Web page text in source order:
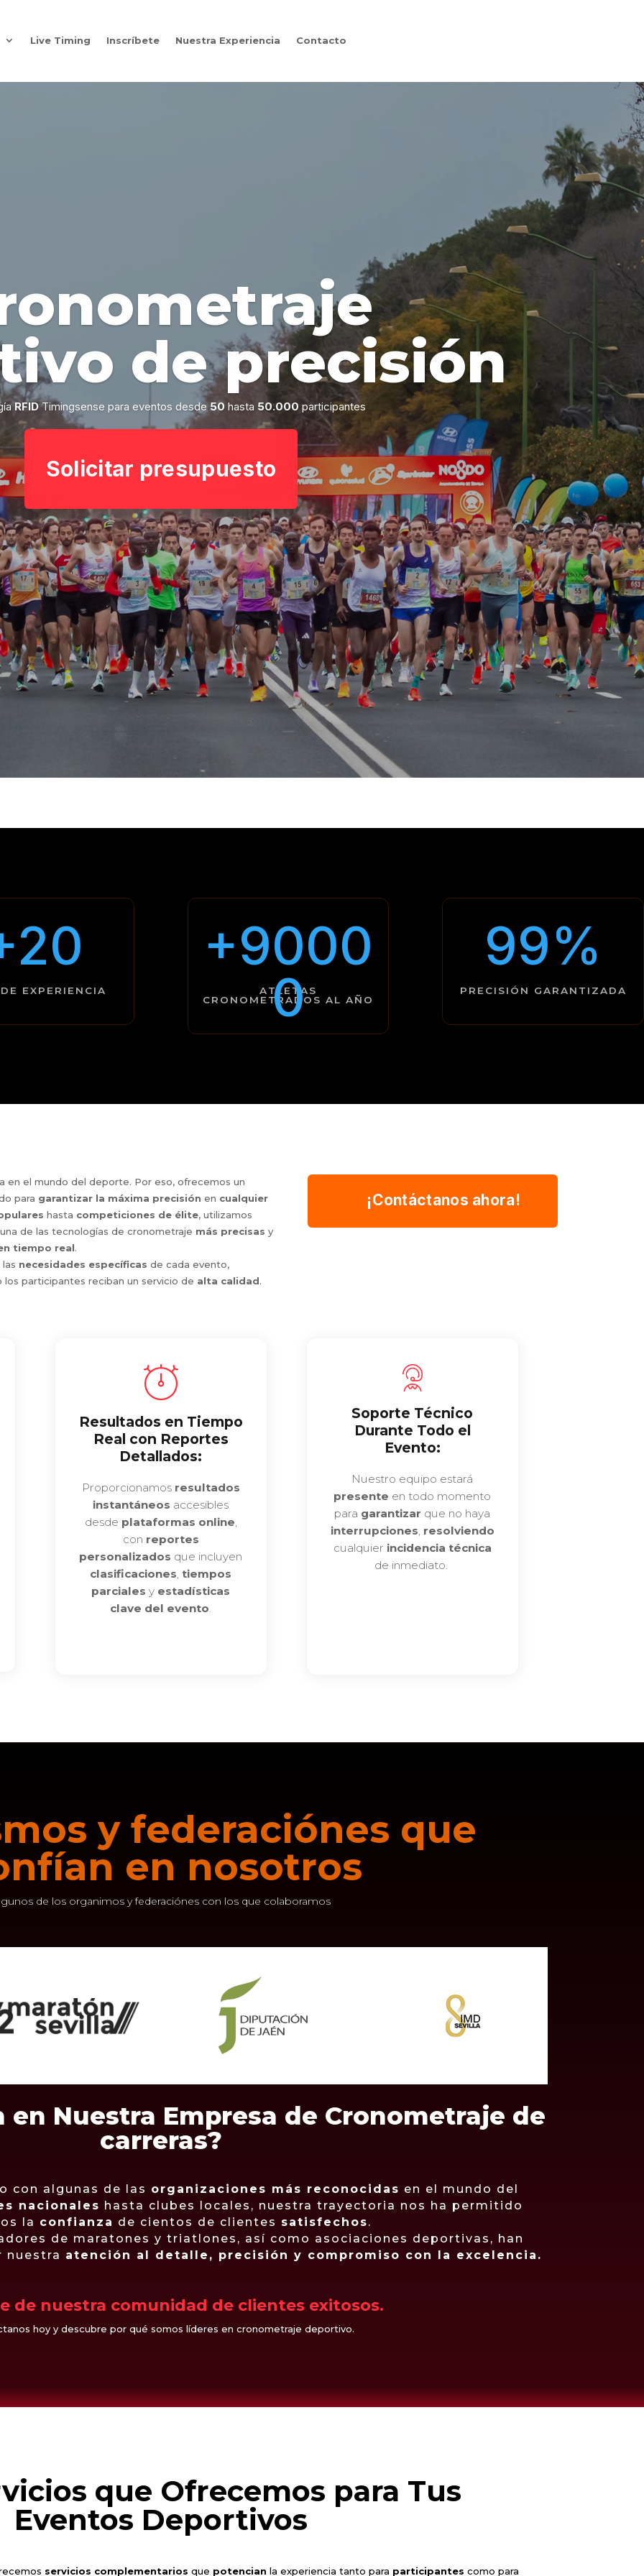
Live Timing Inscríbete Nuestra Experiencia Contacto
de precisión
RFIDTimingsense para eventos desde50 hasta 50.000 participantes
Solicitar presupuesto
EXPERIENCIA
+9000
0
ATLETAS
CRONOMETRADOS AL AÑO
99%
PRECISIÓN GARANTIZADA
en el mundo del deporte. Por eso, ofrecemos un
para garantizar la máxima precisión en cualquier
hasta competiciones de élite, utilizamos
de las tecnologías de cronometraje más precisas y
tiempo real.
necesidades específicas de cada evento,
participantes reciban un servicio de alta calidad.
¡Contáctanos ahora!
Resultados en Tiempo
Real con Reportes
Detallados:
Proporcionamos resultados
instantáneos accesibles
desde plataformas online
con reportes
personalizados que incluyen
clasificaciones tiempos
parciales y estadísticas
clave del evento
Soporte Técnico
Durante Todo el
Evento:
Nuestro equipo estará
presente en todo momento
para garantizar que no haya
interrupciones resolviendo
cualquier incidencia técnica
de inmediato.
y federaciónes que
en nosotros
de los organimos y federaciónes con los que colaboramos
en Nuestra Empresa de Cronometraje de
carreras?
con algunas de las organizaciones más reconocidas en el mundo del
nacionales hasta clubes locales, nuestra trayectoria nos ha permitido
la confianza de cientos de clientes satisfechos.
de maratones y triatlones, así como asociaciones deportivas, han
nuestra atención al detalle, precisión y compromiso con la excelencia.
de nuestra comunidad de clientes exitosos.
hoy y descubre por qué somos líderes en cronometraje deportivo.
que Ofrecemos para Tus
Eventos Deportivos
servicios complementarios que potencian la experiencia tanto para participantes como para